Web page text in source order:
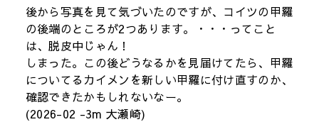
後から写真を見て気づいたのですが、コイツの甲羅
の後端のところが2つあります。・・・ってこと
は、脱皮中じゃん！
しまった。この後どうなるかを見届けてたら、甲羅
についてるカイメンを新しい甲羅に付け直すのか、
確認できたかもしれないなー。
(2026-02 -3m 大瀬崎)